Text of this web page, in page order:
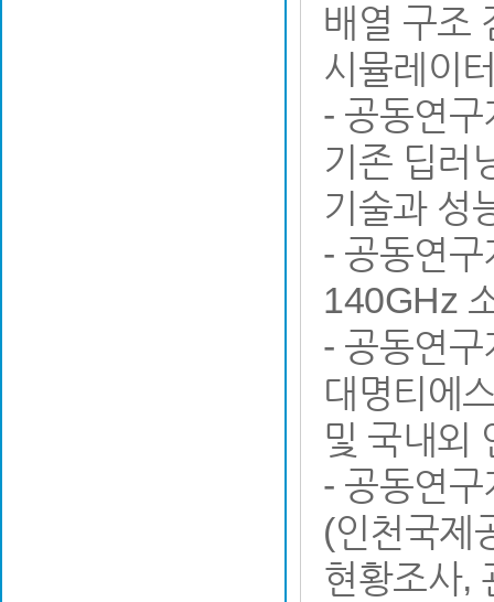
배열 구조
시뮬레이
- 공동연
기존 딥러
기술과 성
- 공동연
140GHz
- 공동연
대명티에
및 국내외
- 공동연
(인천국제
현황조사,